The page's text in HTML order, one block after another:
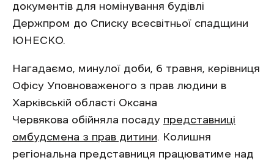
документів для номінування будівлі
Держпром до Списку всесвітньої спадщини
ЮНЕСКО.
Нагадаємо, минулої доби, 6 травня, керівниця
Офісу Уповноваженого з прав людини в
Харківській області Оксана
Червякова обійняла посаду представниці
омбудсмена з прав дитини. Колишня
регіональна представниця працюватиме над